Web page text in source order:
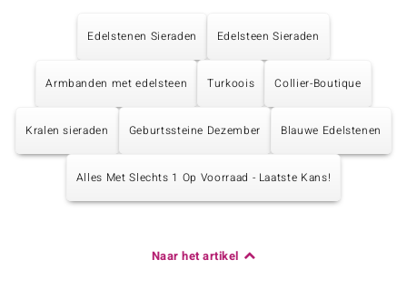
Edelstenen Sieraden Edelsteen Sieraden
Armbanden met edelsteen Turkoois Collier-Boutique
Kralen sieraden Geburtssteine Dezember Blauwe Edelstenen
Alles Met Slechts 1 Op Voorraad - Laatste Kans!
Naar het artikel